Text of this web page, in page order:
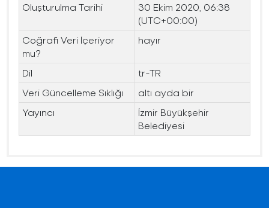
Oluşturulma Tarihi
30 Ekim 2020, 06:38
(UTC+00:00)
Coğrafi Veri İçeriyor
mu?
hayır
Dil
tr-TR
Veri Güncelleme Sıklığı
altı ayda bir
Yayıncı
İzmir Büyükşehir
Belediyesi